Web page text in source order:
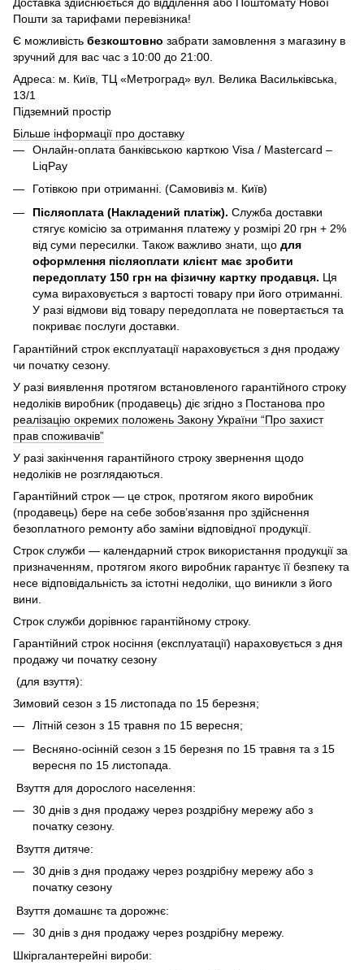
Пошти за тарифами перевізника!
Є можливість безкоштовно забрати замовлення з магазину в
зручний для вас час з 10:00 до 21:00.
Адреса: м. Київ, ТЦ «Метроград» вул. Велика Васильківська,
13/1
Підземний простір
Більше інформації про доставку
Онлайн-оплата банківською карткою Visa / Mastercard –
LiqPay
Готівкою при отриманні. (Самовивіз м. Київ)
Післяоплата (Накладений платіж). Служба доставки
стягує комісію за отримання платежу у розмірі 20 грн + 2%
від суми пересилки. Також важливо знати, що для
оформлення післяоплати клієнт має зробити
передоплату 150 грн на фізичну картку продавця. Ця
сума вираховується з вартості товару при його отриманні.
У разі відмови від товару передоплата не повертається та
покриває послуги доставки.
Гарантійний строк експлуатації нараховується з дня продажу
чи початку сезону.
У разі виявлення протягом встановленого гарантійного строку
недоліків виробник (продавець) діє згідно з Постанова про
реалізацію окремих положень Закону України “Про захист
прав споживачів”
У разі закінчення гарантійного строку звернення щодо
недоліків не розглядаються.
Гарантійний строк — це строк, протягом якого виробник
(продавець) бере на себе зобов’язання про здійснення
безоплатного ремонту або заміни відповідної продукції.
Строк служби — календарний строк використання продукції за
призначенням, протягом якого виробник гарантує її безпеку та
несе відповідальність за істотні недоліки, що виникли з його
вини.
Строк служби дорівнює гарантійному строку.
Гарантійний строк носіння (експлуатації) нараховується з дня
продажу чи початку сезону
(для взуття):
Зимовий сезон з 15 листопада по 15 березня;
Літній сезон з 15 травня по 15 вересня;
Весняно-осінній сезон з 15 березня по 15 травня та з 15
вересня по 15 листопада.
Взуття для дорослого населення:
30 днів з дня продажу через роздрібну мережу або з
початку сезону.
Взуття дитяче:
30 днів з дня продажу через роздрібну мережу або з
початку сезону
Взуття домашнє та дорожнє:
30 днів з дня продажу через роздрібну мережу.
Шкіргалантерейні вироби: